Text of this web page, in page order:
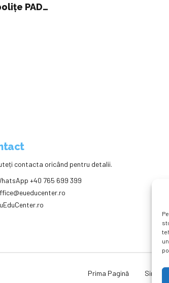
PAD
contacta oricând pentru detalii.
+40 765 699 399
Prima Pagină